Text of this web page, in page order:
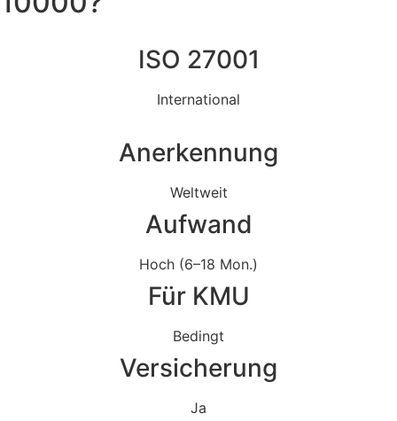
ISO 27001
International
Anerkennung
Weltweit
Aufwand
Hoch (6–18 Mon.)
Für KMU
Bedingt
Versicherung
Ja